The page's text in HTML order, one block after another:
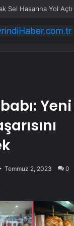
Sel Hasarına Yol Açtı
Temmuz 2, 2023 0